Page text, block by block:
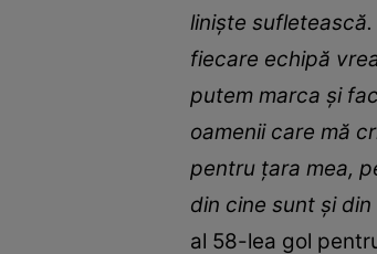
linişte
fiecare echipă
putem marca şi
oamenii care mă
pentru ţara mea,
din cine sunt şi
al 58-lea gol